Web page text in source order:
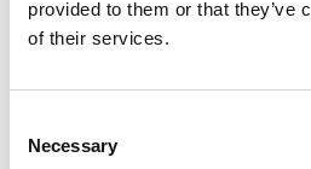
provided to them or that they’ve
of their services.
Selection
Necessary